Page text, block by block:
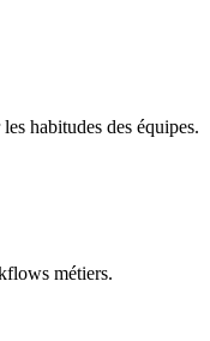
habitudes des équipes.
métiers.